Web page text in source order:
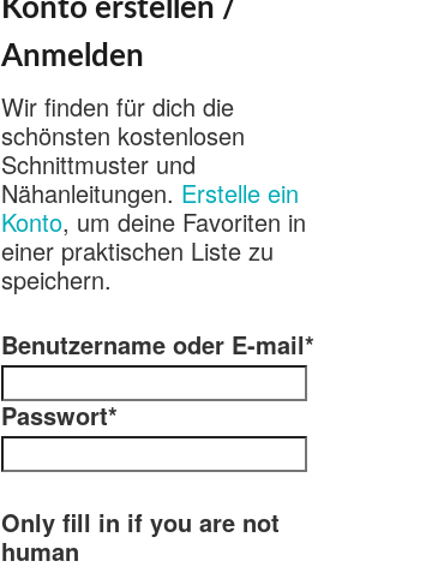
Konto erstellen /
Anmelden
Wir finden für dich die
schönsten kostenlosen
Schnittmuster und
Nähanleitungen. Erstelle ein
Konto, um deine Favoriten in
einer praktischen Liste zu
speichern.
Benutzername oder E-mail*
Passwort*
Only fill in if you are not
human